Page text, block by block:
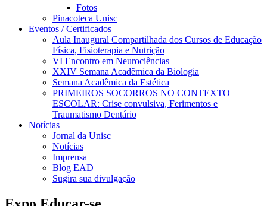
Fotos
Pinacoteca Unisc
Eventos / Certificados
Aula Inaugural Compartilhada dos Cursos de Educação
Física, Fisioterapia e Nutrição
VI Encontro em Neurociências
XXIV Semana Acadêmica da Biologia
Semana Acadêmica da Estética
PRIMEIROS SOCORROS NO CONTEXTO
ESCOLAR: Crise convulsiva, Ferimentos e
Traumatismo Dentário
Notícias
Jornal da Unisc
Notícias
Imprensa
Blog EAD
Sugira sua divulgação